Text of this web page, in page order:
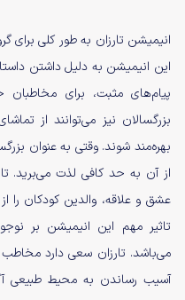
انیمیشن تارزان به طور کلی
این انیمیشن به دلیل داشتن
پیام‌های مثبت، برای
بزرگسالان نیز می‌توانند از
بهره‌مند شوند. وقتی به عنوان
از آن به حد کافی لذت می‌برید.
عشق و علاقه، والدین کودکان را
تاثیر مهم این انیمیشن بر
می‌باشد. تارزان سعی دارد مخاطب
آسیب رساندن به محیط طبیعی